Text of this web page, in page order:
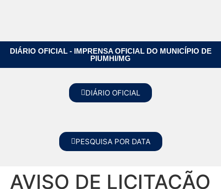
DIÁRIO OFICIAL - IMPRENSA OFICIAL DO MUNICÍPIO DE
PIUMHI/MG
DIÁRIO OFICIAL
PESQUISA POR DATA
AVISO DE LICITAÇÃO